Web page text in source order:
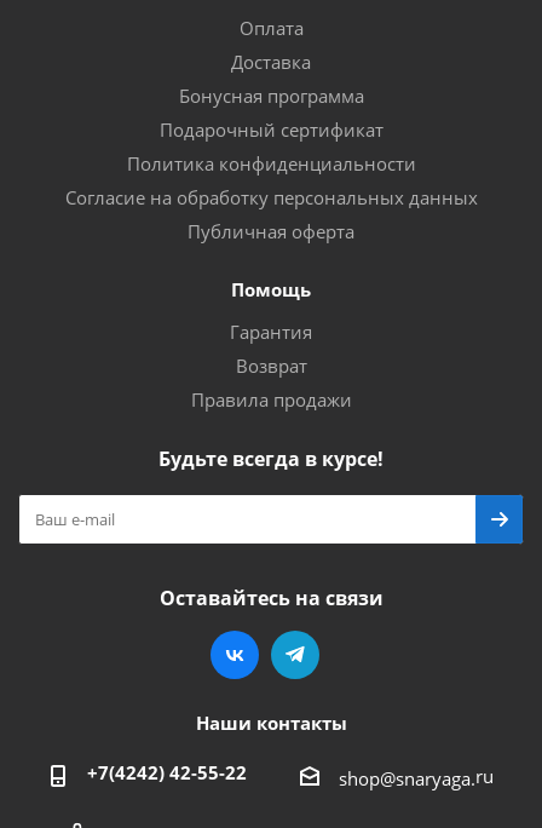
Оплата
Доставка
Бонусная программа
Подарочный сертификат
Политика конфиденциальности
Согласие на обработку персональных данных
Публичная оферта
Помощь
Гарантия
Возврат
Правила продажи
Будьте всегда в курсе!
Оставайтесь на связи
Наши контакты
+7(4242) 42-55-22 shop@snaryaga.ru